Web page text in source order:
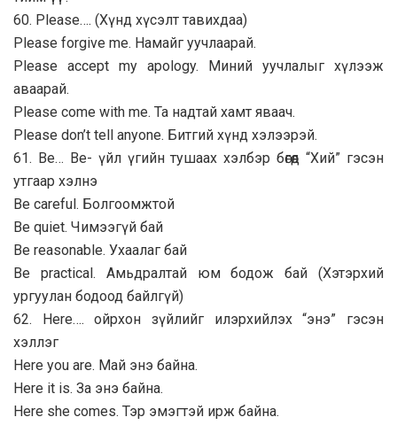
60. Please…. (Хүнд хүсэлт тавихдаа)
Please forgive me. Намайг уучлаарай.
Please accept my apology. Миний уучлалыг хүлээж
аваарай.
Please come with me. Та надтай хамт яваач.
Please don’t tell anyone. Битгий хүнд хэлээрэй.
61. Be… Be- үйл үгийн тушаах хэлбэр бөгөөд “Хий” гэсэн
утгаар хэлнэ
Be careful. Болгоомжтой
Be quiet. Чимээгүй бай
Be reasonable. Ухаалаг бай
Be practical. Амьдралтай юм бодож бай (Хэтэрхий
ургуулан бодоод байлгүй)
62. Here…. ойрхон зүйлийг илэрхийлэх “энэ” гэсэн
хэллэг
Here you are. Май энэ байна.
Here it is. За энэ байна.
Here she comes. Тэр эмэгтэй ирж байна.